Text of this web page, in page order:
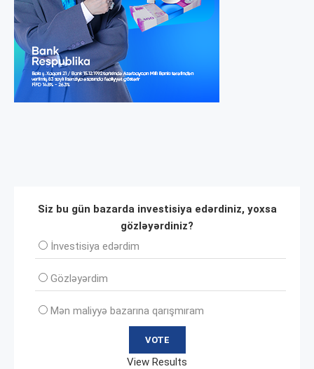
Siz bu gün bazarda investisiya edərdiniz, yoxsa
gözləyərdiniz?
İnvеstisiya edərdim
Gözləyərdim
Mən maliyyə bazarına qarışmıram
View Results